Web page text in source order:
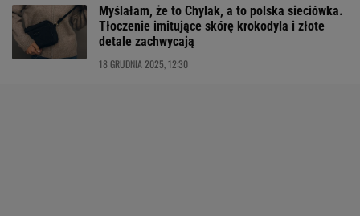
Myślałam, że to Chylak, a to polska sieciówka.
Tłoczenie imitujące skórę krokodyla i złote
detale zachwycają
18 GRUDNIA 2025, 12:30